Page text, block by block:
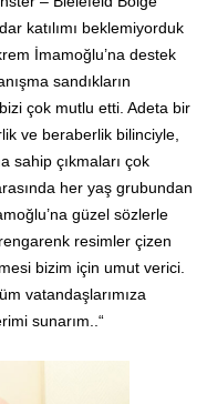
katılımı beklemiyorduk
İmamoğlu’na destek
sandıkların
çok mutlu etti. Adeta bir
ve beraberlik bilinciyle,
sahip çıkmaları çok
her yaş grubundan
güzel sözlerle
resimler çizen
bizim için umut verici.
vatandaşlarımıza
sunarım..“